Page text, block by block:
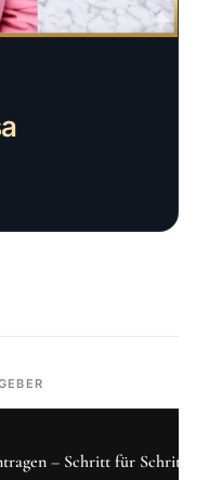
– Schritt für Schritt 2026